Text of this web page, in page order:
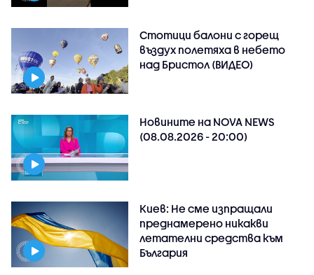
Стотици балони с горещ
въздух полетяха в небето
над Бристол (ВИДЕО)
Новините на NOVA NEWS
(08.08.2026 - 20:00)
Киев: Не сме изпращали
преднамерено никакви
летателни средства към
България